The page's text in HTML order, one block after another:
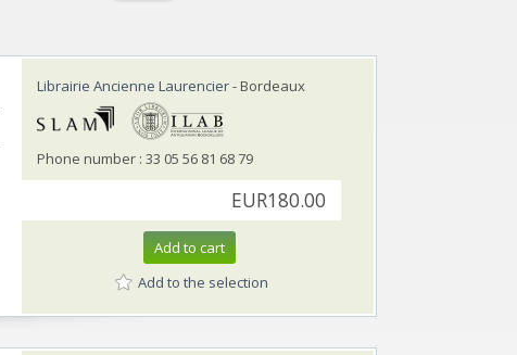
Librairie Ancienne Laurencier- Bordeaux
Phone number : 33 05 56 81 68 79
EUR180.00
Add to cart
Add to the selection